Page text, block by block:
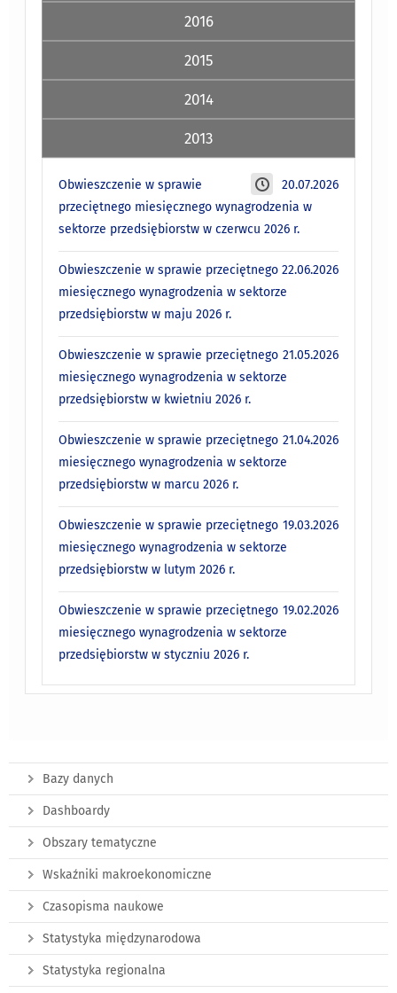
2016
2015
2014
2013
20.07.2026
Obwieszczenie w sprawie
przeciętnego miesięcznego wynagrodzenia w
sektorze przedsiębiorstw w czerwcu 2026 r.
22.06.2026
Obwieszczenie w sprawie przeciętnego
miesięcznego wynagrodzenia w sektorze
przedsiębiorstw w maju 2026 r.
21.05.2026
Obwieszczenie w sprawie przeciętnego
miesięcznego wynagrodzenia w sektorze
przedsiębiorstw w kwietniu 2026 r.
21.04.2026
Obwieszczenie w sprawie przeciętnego
miesięcznego wynagrodzenia w sektorze
przedsiębiorstw w marcu 2026 r.
19.03.2026
Obwieszczenie w sprawie przeciętnego
miesięcznego wynagrodzenia w sektorze
przedsiębiorstw w lutym 2026 r.
19.02.2026
Obwieszczenie w sprawie przeciętnego
miesięcznego wynagrodzenia w sektorze
przedsiębiorstw w styczniu 2026 r.
Bazy danych
Dashboardy
Obszary tematyczne
Wskaźniki makroekonomiczne
Czasopisma naukowe
Statystyka międzynarodowa
Statystyka regionalna